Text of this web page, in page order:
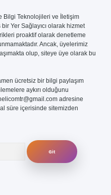
Bilgi Teknolojileri ve İletişim
Yer Sağlayıcı olarak hizmet
proaktif olarak denetleme
Ancak, üyelerimiz
olup, siteye üye olarak bu
ücretsiz bir bilgi paylaşım
aykırı olduğunu
adresine
süre içerisinde sitemizden